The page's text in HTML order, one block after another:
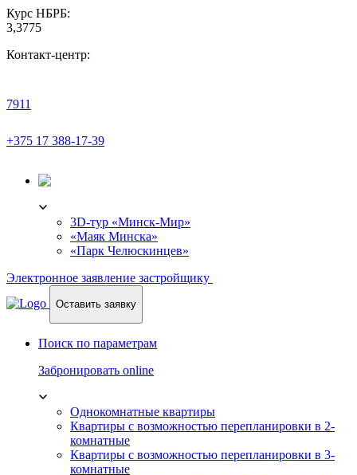
Курс НБРБ:
3,3775
Контакт-центр:
7911
+375 17 388-17-39
3D-тур «Минск-Мир»
«Маяк Минска»
«Парк Челюскинцев»
Электронное заявление застройщику
Оставить заявку
Поиск по параметрам
Забронировать online
Однокомнатные квартиры
Квартиры с возможностью перепланировки в 2-
комнатные
Квартиры с возможностью перепланировки в 3-
комнатные